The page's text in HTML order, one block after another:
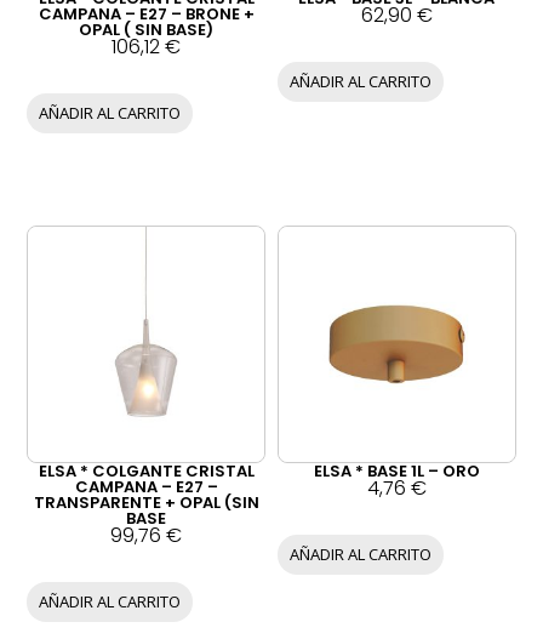
CAMPANA – E27 – BRONE +
OPAL ( SIN BASE)
106,12€
AÑADIR AL CARRITO
62,90 €
AÑADIR AL CARRITO
ELSA * COLGANTE CRISTAL
CAMPANA – E27 –
TRANSPARENTE + OPAL (SIN
BASE
99,76€
AÑADIR AL CARRITO
ELSA * BASE 1L – ORO
4,76 €
AÑADIR AL CARRITO